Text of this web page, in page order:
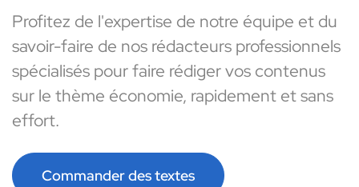
Profitez de l'expertise de notre équipe et du
savoir-faire de nos rédacteurs professionnels
spécialisés pour faire rédiger vos contenus
sur le thème économie, rapidement et sans
effort.
Commander des textes